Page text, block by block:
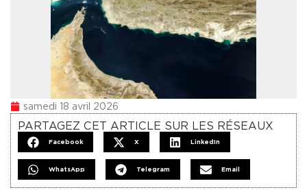
samedi 18 avril 2026
PARTAGEZ CET ARTICLE SUR LES RÉSEAUX
Facebook X LinkedIn
WhatsApp Telegram Email